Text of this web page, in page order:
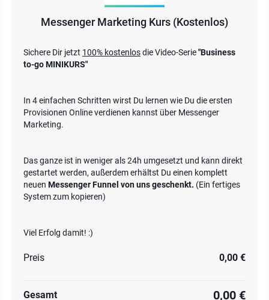
Messenger Marketing Kurs (Kostenlos)
Sichere Dir jetzt 100% kostenlosdie Video-Serie"Business
to-go MINIKURS"
In 4 einfachen Schritten wirst Du lernen wie Du die ersten
Provisionen Online verdienen kannst über Messenger
Marketing.
Das ganze ist in weniger als 24h umgesetzt und kann direkt
gestartet werden, außerdem erhältst Du einen komplett
neuen Messenger Funnel von uns geschenkt. (Ein fertiges
System zum kopieren)
Viel Erfolg damit! :)
Preis 0,00 €
Gesamt 0,00 €